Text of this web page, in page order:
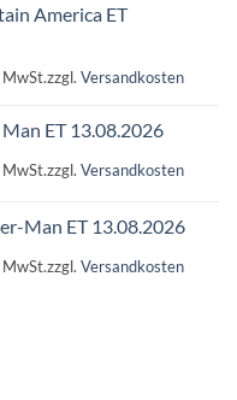
America ET
zzgl. Versandkosten
ET 13.08.2026
zzgl. Versandkosten
Man ET 13.08.2026
zzgl. Versandkosten